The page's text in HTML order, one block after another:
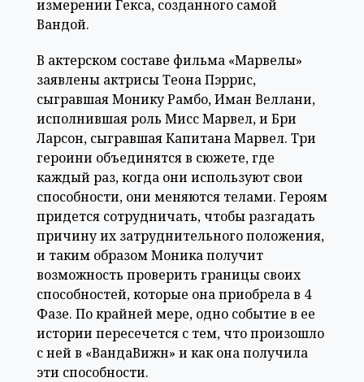
измерении Гекса, созданного самой
Вандой.
В актерском составе фильма «Марвелы»
заявлены актрисы Теона Пэррис,
сыгравшая Монику Рамбо, Иман Веллани,
исполнившая роль Мисс Марвел, и Бри
Ларсон, сыгравшая Капитана Марвел. Три
героини объединятся в сюжете, где
каждый раз, когда они используют свои
способности, они меняются телами. Героям
придется сотрудничать, чтобы разгадать
причину их затруднительного положения,
и таким образом Моника получит
возможность проверить границы своих
способностей, которые она приобрела в 4
Фазе. По крайней мере, одно событие в ее
истории пересечется с тем, что произошло
с ней в «ВандаВижн» и как она получила
эти способности.